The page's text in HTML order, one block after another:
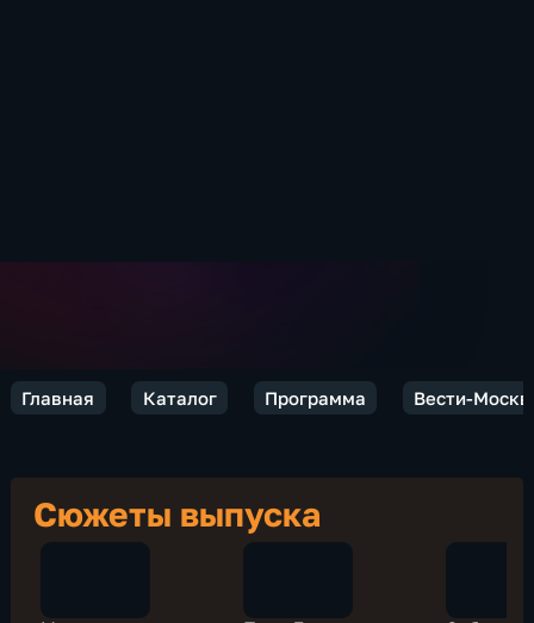
Главная Каталог Программа Вести-
Сюжеты выпуска